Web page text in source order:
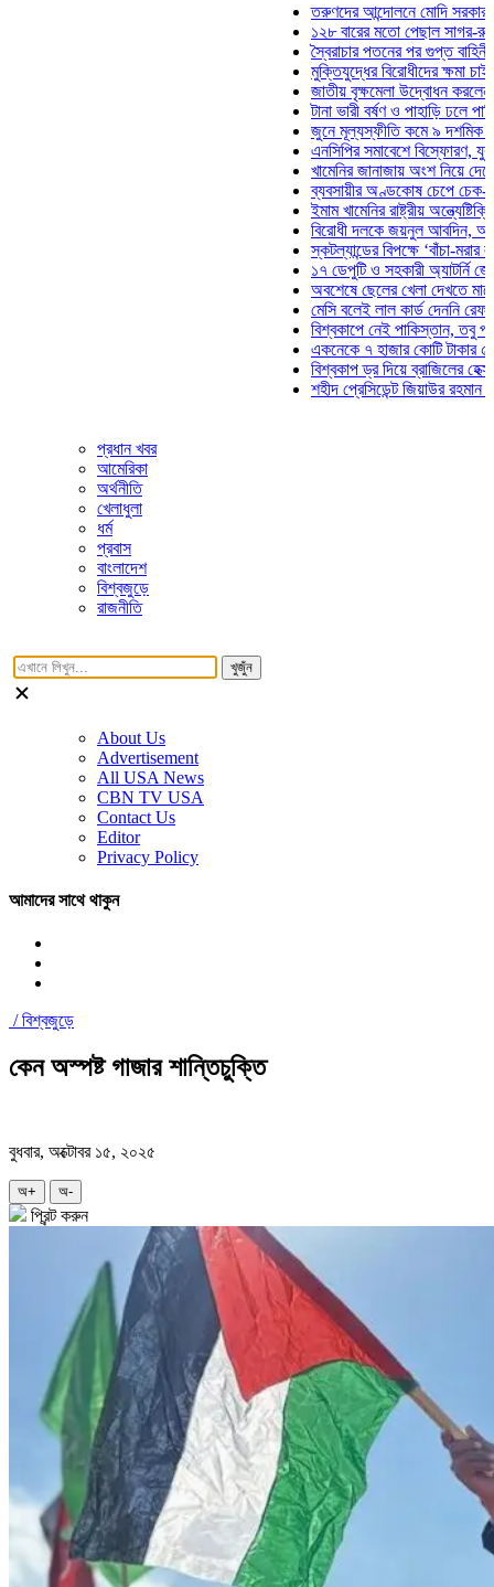
তরুণদের আন্দোলনে মোদি সরকার দুর্বল
১২৮ বারের মতো পেছাল সাগর-রুনি
স্বৈরাচার পতনের পর গুপ্ত বাহিনীর
মুক্তিযুদ্ধের বিরোধীদের ক্ষমা চাইতে
জাতীয় বৃক্ষমেলা উদ্বোধন করলেন
টানা ভারী বর্ষণ ও পাহাড়ি ঢলে পানিবন্দি
জুনে মূল্যস্ফীতি কমে ৯ দশমিক ১৬
এনসিপির সমাবেশে বিস্ফোরণ, যুবলীগের
খামেনির জানাজায় অংশ নিয়ে দেশে
ব্যবসায়ীর অণ্ডকোষ চেপে চেক-
ইমাম খামেনির রাষ্ট্রীয় অন্ত্যেষ্টিক্রিয়ায়
বিরোধী দলকে জয়নুল আবদিন, আপনারা
স্কটল্যান্ডের বিপক্ষে ‘বাঁচা-মরার
১৭ ডেপুটি ও সহকারী অ্যাটর্নি
অবশেষে ছেলের খেলা দেখতে মাঠে
মেসি বলেই লাল কার্ড দেননি রেফারি!
বিশ্বকাপে নেই পাকিস্তান, তবু প্রতিটি
একনেকে ৭ হাজার কোটি টাকার ৫
বিশ্বকাপ ড্র দিয়ে ব্রাজিলের হেক্সা
শহীদ প্রেসিডেন্ট জিয়াউর রহমান
প্রধান খবর
আমেরিকা
অর্থনীতি
খেলাধুলা
ধর্ম
প্রবাস
বাংলাদেশ
বিশ্বজুড়ে
রাজনীতি
খুজুঁন
About Us
Advertisement
All USA News
CBN TV USA
Contact Us
Editor
Privacy Policy
আমাদের সাথে থাকুন
/বিশ্বজুড়ে
কেন অস্পষ্ট গাজার শান্তিচুক্তি
বুধবার, অক্টোবর ১৫, ২০২৫
অ+ অ-
প্রিন্ট করুন